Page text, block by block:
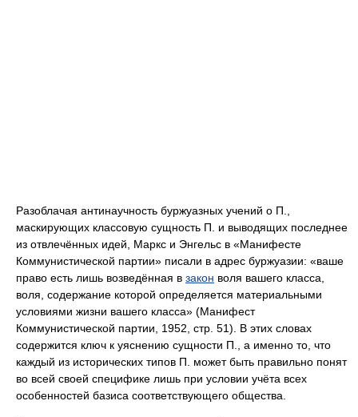
Разоблачая антинаучность буржуазных учений о П.,
маскирующих классовую сущность П. и выводящих последнее
из отвлечённых идей, Маркс и Энгельс в «Манифесте
Коммунистической партии» писали в адрес буржуазии: «ваше
право есть лишь возведённая в закон воля вашего класса,
воля, содержание которой определяется материальными
условиями жизни вашего класса» (Манифест
Коммунистической партии, 1952, стр. 51). В этих словах
содержится ключ к уяснению сущности П., а именно то, что
каждый из исторических типов П. может быть правильно понят
во всей своей специфике лишь при условии учёта всех
особенностей базиса соответствующего общества.